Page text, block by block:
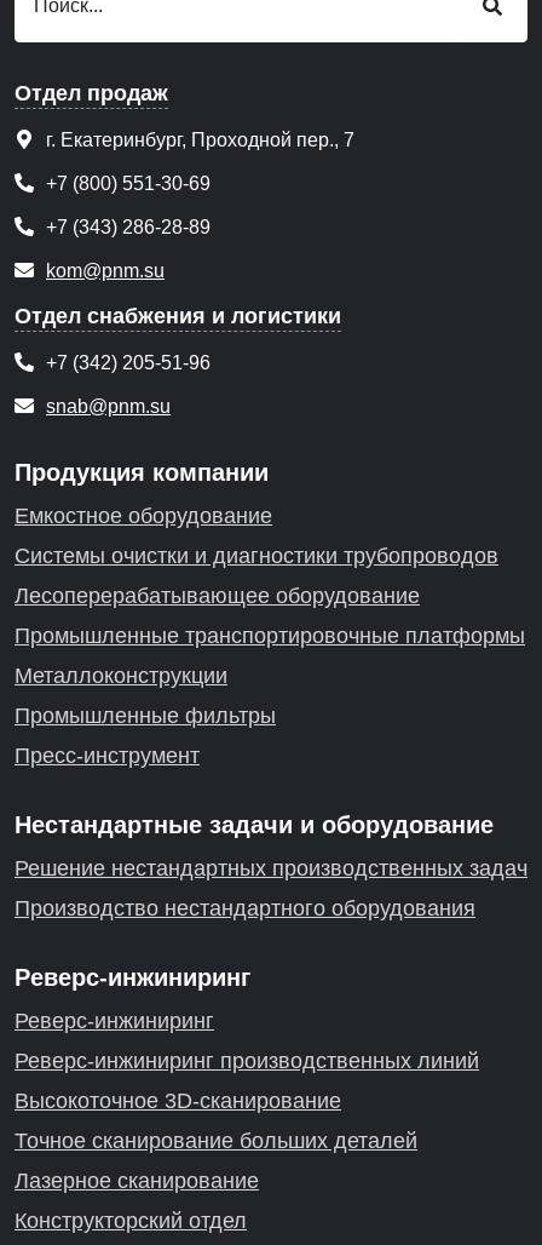
Отдел продаж
г. Екатеринбург, Проходной пер., 7
+7 (800) 551-30-69
+7 (343) 286-28-89
kom@pnm.su
Отдел снабжения и логистики
+7 (342) 205-51-96
snab@pnm.su
Продукция компании
Емкостное оборудование
Системы очистки и диагностики трубопроводов
Лесоперерабатывающее оборудование
Промышленные транспортировочные платформы
Металлоконструкции
Промышленные фильтры
Пресс-инструмент
Нестандартные задачи и оборудование
Решение нестандартных производственных задач
Производство нестандартного оборудования
Реверс-инжиниринг
Реверс-инжиниринг
Реверс-инжиниринг производственных линий
Высокоточное 3D-сканирование
Точное сканирование больших деталей
Лазерное сканирование
Конструкторский отдел